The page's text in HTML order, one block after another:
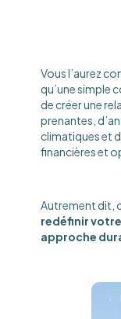
Vous l’aurez
qu’une simple
de créer une
prenantes,
climatiques et
financières et
Autrement dit,
redéfinir
approche